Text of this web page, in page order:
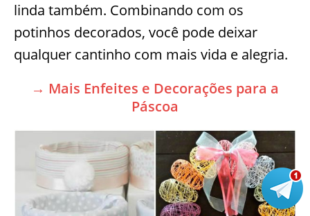
linda também. Combinando com os
potinhos decorados, você pode deixar
qualquer cantinho com mais vida e alegria.
→ Mais Enfeites e Decorações para a
Páscoa